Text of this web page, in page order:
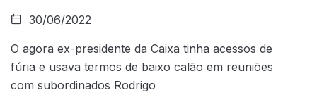
30/06/2022
O agora ex-presidente da Caixa tinha acessos de
fúria e usava termos de baixo calão em reuniões
com subordinados Rodrigo